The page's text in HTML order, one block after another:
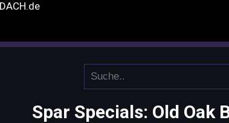
Spar Specials: Old